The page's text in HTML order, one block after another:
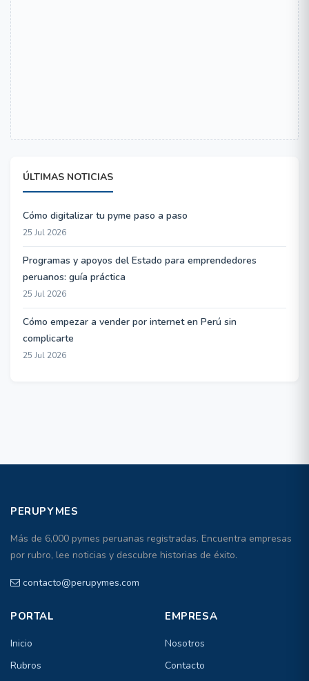
ÚLTIMAS NOTICIAS
Cómo digitalizar tu pyme paso a paso
25 Jul 2026
Programas y apoyos del Estado para emprendedores
peruanos: guía práctica
25 Jul 2026
Cómo empezar a vender por internet en Perú sin
complicarte
25 Jul 2026
PERUPYMES
Más de 6,000 pymes peruanas registradas. Encuentra empresas
por rubro, lee noticias y descubre historias de éxito.
contacto@perupymes.com
PORTAL
Inicio
Rubros
EMPRESA
Nosotros
Contacto